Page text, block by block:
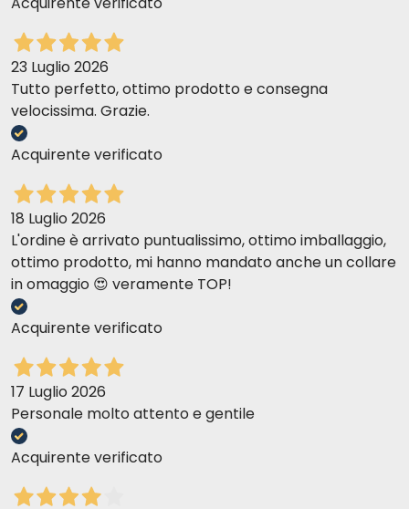
23 Luglio 2026
Tutto perfetto, ottimo prodotto e consegna
velocissima. Grazie.
Acquirente verificato
18 Luglio 2026
L'ordine è arrivato puntualissimo, ottimo imballaggio,
ottimo prodotto, mi hanno mandato anche un collare
in omaggio 😍 veramente TOP!
Acquirente verificato
17 Luglio 2026
Personale molto attento e gentile
Acquirente verificato